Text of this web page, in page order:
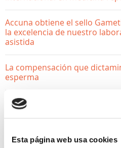
Esta página web usa cookies
Accuna obtiene el sello
la excelencia de nuestro
asistida
La compensación que
esperma
¿Donar óvulos afecta a mi
mitos